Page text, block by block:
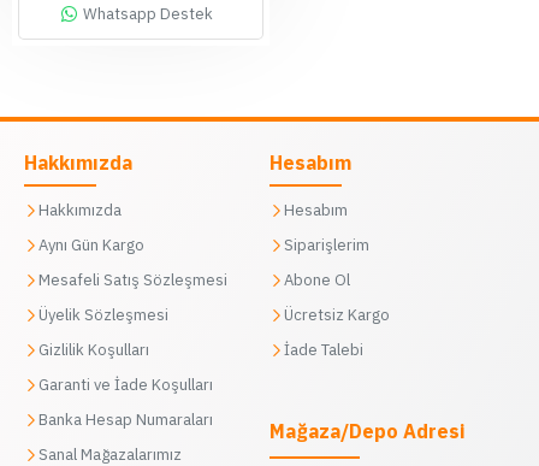
Whatsapp Destek
Hakkımızda
Hakkımızda
Aynı Gün Kargo
Mesafeli Satış Sözleşmesi
Üyelik Sözleşmesi
Gizlilik Koşulları
Garanti ve İade Koşulları
Banka Hesap Numaraları
Sanal Mağazalarımız
Hesabım
Hesabım
Siparişlerim
Abone Ol
Ücretsiz Kargo
İade Talebi
Mağaza/Depo Adresi